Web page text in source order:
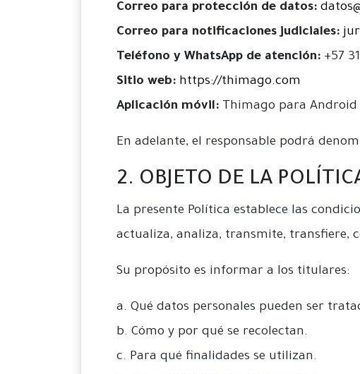
Correo para protección de datos:
Correo para notificaciones judiciales:
Teléfono y WhatsApp de atención: +57
Sitio web: https://thimago.com
Aplicación móvil: Thimago para Android
En adelante, el responsable podrá
2. OBJETO DE LA
La presente Política establece las
actualiza, analiza, transmite, transfiere,
Su propósito es informar a los titulares:
a. Qué datos personales pueden ser
b. Cómo y por qué se recolectan.
c. Para qué finalidades se utilizan.